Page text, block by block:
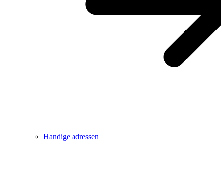
Handige adressen